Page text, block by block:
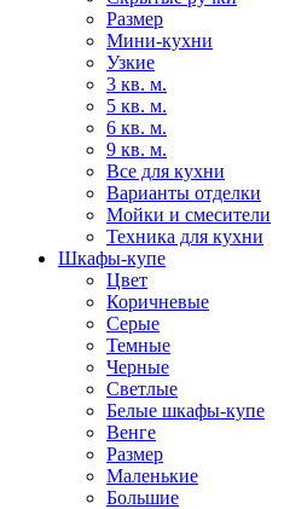
Размер
Мини-кухни
Узкие
3 кв. м.
5 кв. м.
6 кв. м.
9 кв. м.
Все для кухни
Варианты отделки
Мойки и смесители
Техника для кухни
Шкафы-купе
Цвет
Коричневые
Серые
Темные
Черные
Светлые
Белые шкафы-купе
Венге
Размер
Маленькие
Большие